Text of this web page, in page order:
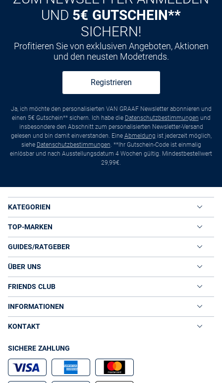
UND 5€ GUTSCHEIN**
SICHERN!
Profitieren Sie von exklusiven Angeboten, Aktionen
und den neusten Modetrends.
Registrieren
Ja, ich möchte den personalisierten VAN GRAAF Newsletter abonnieren und
einen 5€ Gutschein** sichern. Ich habe die Datenschutzbestimmungen und
insbesondere den Abschnitt zum personalisierten Newsletter-Versand
gelesen und bin damit einverstanden. Eine Abmeldung ist jederzeit möglich,
siehe Datenschutzbestimmungen. **Ihr Gutschein-Code ist einmalig
einlösbar und nach Ausstellungsdatum 4 Wochen gültig. Mindestbestellwert
29,99€.
KATEGORIEN
TOP-MARKEN
GUIDES/RATGEBER
ÜBER UNS
FRIENDS CLUB
INFORMATIONEN
KONTAKT
SICHERE ZAHLUNG